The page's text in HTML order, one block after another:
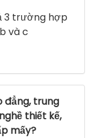
3 trường hợp
và c
đẳng, trung
thiết kế,
mấy?